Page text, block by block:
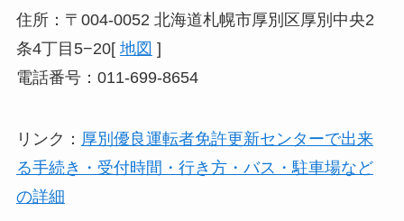
住所：〒004-0052 北海道札幌市厚別区厚別中央2
条4丁目5−20[ 地図 ]
電話番号：011-699-8654
リンク： 厚別優良運転者免許更新センターで出来
る手続き・受付時間・行き方・バス・駐車場など
の詳細